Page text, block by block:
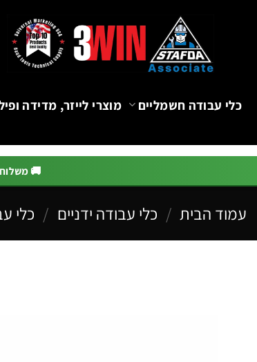
כלי עבודה חשמליים מוצרי לייזר, מדידה
🚚
עמוד הבית / כלי עבודה ידניים / כלי